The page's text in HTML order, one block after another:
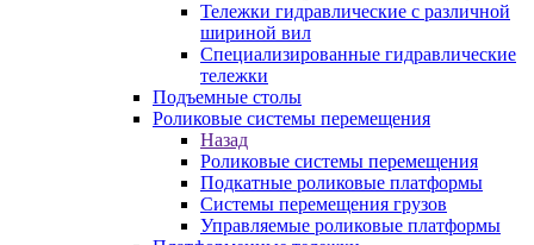
Тележки гидравлические с различной
шириной вил
Специализированные гидравлические
тележки
Подъемные столы
Роликовые системы перемещения
Назад
Роликовые системы перемещения
Подкатные роликовые платформы
Системы перемещения грузов
Управляемые роликовые платформы